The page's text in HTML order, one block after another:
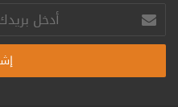
أدخل
بريدك
الإلكتروني